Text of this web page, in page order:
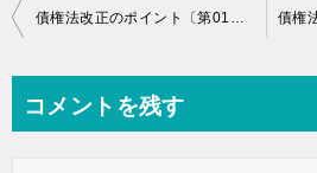
投
ビ
債権法改正のポイント〔第01回〕～債権法改正の全体像を押さえよう～
コメントを残す